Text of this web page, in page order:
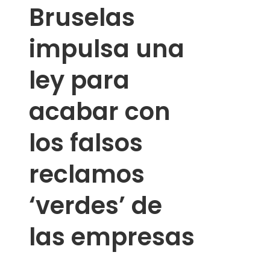
Bruselas
impulsa una
ley para
acabar con
los falsos
reclamos
‘verdes’ de
las empresas